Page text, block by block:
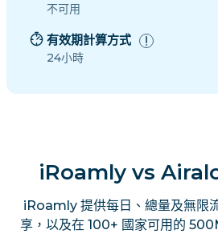
不可用
有效期計算方式
24小時
iRoamly vs
iRoamly 提供每日、總量及無限
享，以及在 100+ 國家可用的